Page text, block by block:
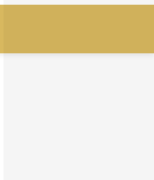
Unilever Store